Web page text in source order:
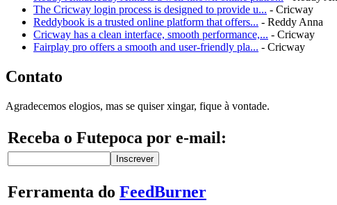
The Cricway login process is designed to provide u... - Cricway
Reddybook is a trusted online platform that offers... - Reddy Anna
Cricway has a clean interface, smooth performance,... - Cricway
Fairplay pro offers a smooth and user-friendly pla... - Cricway
Contato
Agradecemos elogios, mas se quiser xingar, fique à vontade.
Receba o Futepoca por e-mail:
Ferramenta do FeedBurner